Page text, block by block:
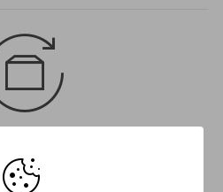
ai la dispoziție 30 zile de la data